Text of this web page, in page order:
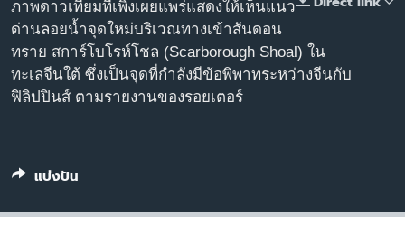
พอดคาสต์
ติดตามเรา
ภาพดาวเทียมที่เพิ่งเผยแพร่แสดงให้เห็นแนว
ด่านลอยน้ำจุดใหม่บริเวณทางเข้าสันดอน
ทราย สการ์โบโรห์โชล (Scarborough Shoal) ใน
ทะเลจีนใต้ ซึ่งเป็นจุดที่กำลังมีข้อพิพาทระหว่างจีนกับ
ฟิลิปปินส์ ตามรายงานของรอยเตอร์
แบ่งปัน